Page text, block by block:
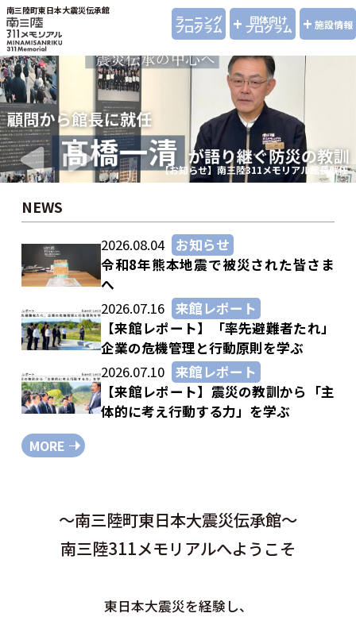
南三陸町東日本大震災伝承館
ラーニング
プログラム + 団体向け
プログラム + 施設情報
【お知らせ】南三陸311メモリアル館長就任
NEWS
2026.08.04
お知らせ
令和8年熊本地震で被災された皆さま
へ
2026.07.16 来館レポート
【来館レポート】「率先避難者たれ」
企業の危機管理と行動原則を学ぶ
2026.07.10 来館レポート
【来館レポート】震災の教訓から「主
体的に考え行動する力」を学ぶ
MORE
～南三陸町東日本大震災伝承館～
南三陸311メモリアルへようこそ
東日本大震災を経験し、